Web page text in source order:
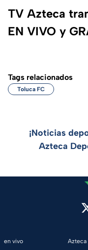
TV Azteca
EN VIVO y
Tags relacionados
Toluca FC
¡Noticias
Azteca
en vivo
Azteca